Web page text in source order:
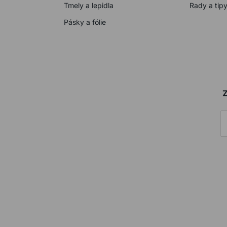
Tmely a lepidla
Pásky a fólie
Rady a tipy